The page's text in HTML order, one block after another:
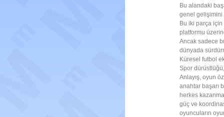
Bu alandaki
genel gelişimini
Bu iki parça
platformu
Ancak sadece
dünyada
Küresel futbol
Spor
Anlayış, oyun
anahtar başarı
herkes
güç ve
oyuncuların